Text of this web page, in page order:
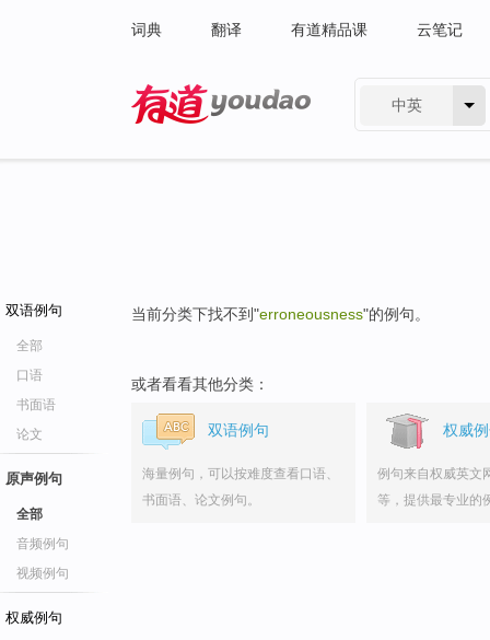
词典 翻译 有道精品课 云笔记
中英
双语例句
全部
口语
书面语
论文
原声例句
全部
音频例句
视频例句
权威例句
当前分类下找不到"erroneousness"的例句。
或者看看其他分类：
双语例句
海量例句，可以按难度查看口语、
书面语、论文例句。
权威
例句来自权威英文
等，提供最专业的